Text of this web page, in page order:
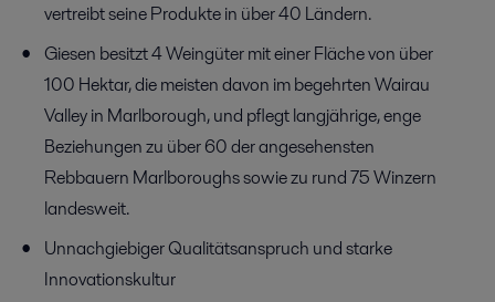
vertreibt seine Produkte in über 40 Ländern.
Giesen besitzt 4 Weingüter mit einer Fläche von über
100 Hektar, die meisten davon im begehrten Wairau
Valley in Marlborough, und pflegt langjährige, enge
Beziehungen zu über 60 der angesehensten
Rebbauern Marlboroughs sowie zu rund 75 Winzern
landesweit.
Unnachgiebiger Qualitätsanspruch und starke
Innovationskultur